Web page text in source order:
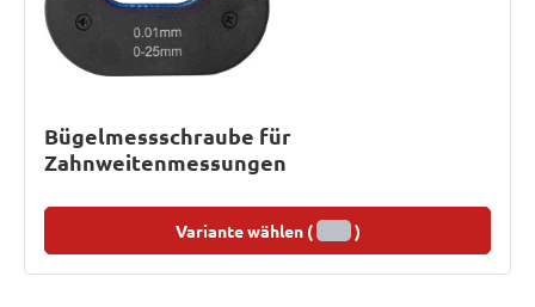
Bügelmessschraube für
Zahnweitenmessungen
Variante wählen ( )